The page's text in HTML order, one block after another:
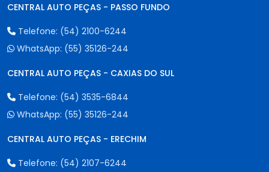
CENTRAL AUTO PEÇAS - PASSO FUNDO
Telefone: (54) 2100-6244
WhatsApp: (55) 35126-244
CENTRAL AUTO PEÇAS - CAXIAS DO SUL
Telefone: (54) 3535-6844
WhatsApp: (55) 35126-244
CENTRAL AUTO PEÇAS - ERECHIM
Telefone: (54) 2107-6244